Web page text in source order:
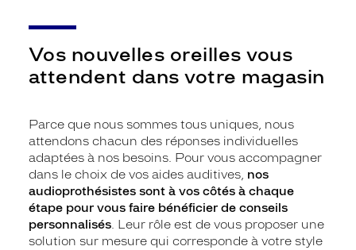
Vos nouvelles oreilles vous
attendent dans votre magasin
Parce que nous sommes tous uniques, nous
attendons chacun des réponses individuelles
adaptées à nos besoins. Pour vous accompagner
dans le choix de vos aides auditives, nos
audioprothésistes sont à vos côtés à chaque
étape pour vous faire bénéficier de conseils
personnalisés. Leur rôle est de vous proposer une
solution sur mesure qui corresponde à votre style